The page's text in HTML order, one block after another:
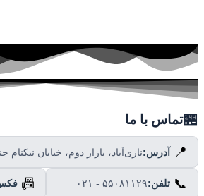
تماس با ما
📍 آدرس:نازی‌آباد، بازار دوم، خیابان نیکنام
📞 تلفن:۰۲۱ - ۵۵۰۸۱۱۲۹ 📠 فکس: